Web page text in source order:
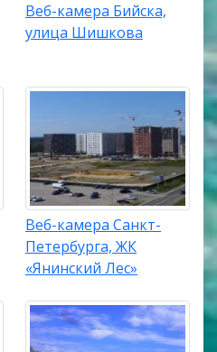
Веб-камера Бийска,
улица Шишкова
Веб-камера Санкт-
Петербурга, ЖК
«Янинский Лес»